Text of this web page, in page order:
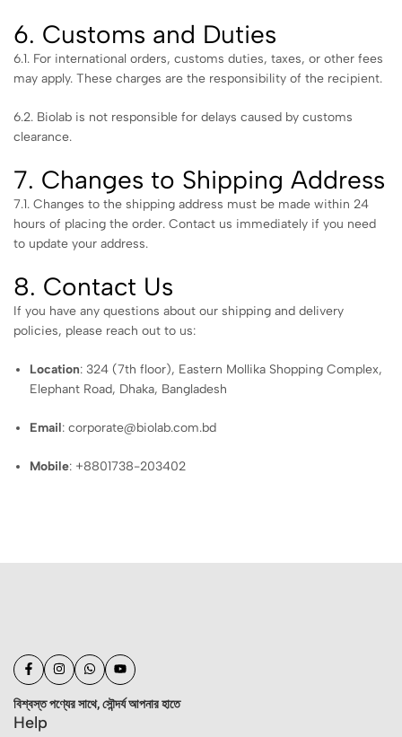
6. Customs and Duties
6.1. For international orders, customs duties, taxes, or other fees
may apply. These charges are the responsibility of the recipient.
6.2. Biolab is not responsible for delays caused by customs
clearance.
7. Changes to Shipping Address
7.1. Changes to the shipping address must be made within 24
hours of placing the order. Contact us immediately if you need
to update your address.
8. Contact Us
If you have any questions about our shipping and delivery
policies, please reach out to us:
Location: 324 (7th floor), Eastern Mollika Shopping Complex,
Elephant Road, Dhaka, Bangladesh
Email: corporate@biolab.com.bd
Mobile: +8801738-203402
বিশ্বস্ত পণ্যের সাথে, সৌন্দর্য আপনার হাতে
Help